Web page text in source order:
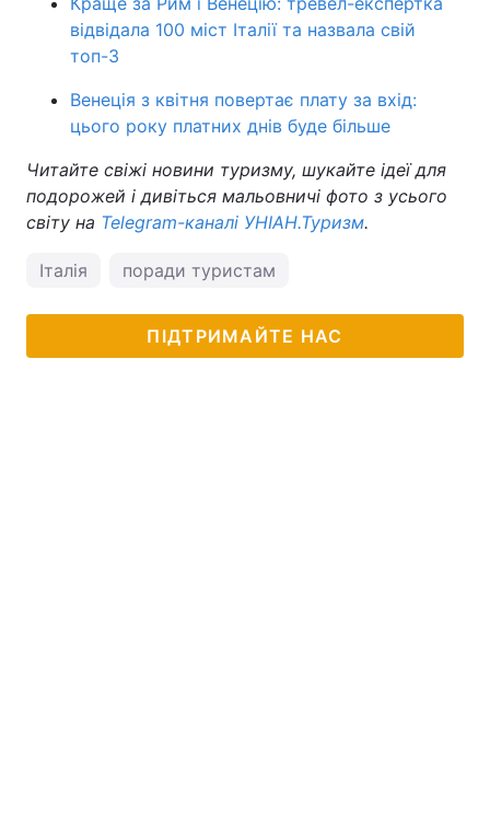
відвідала 100 міст Італії та назвала свій
топ-3
Венеція з квітня повертає плату за вхід:
цього року платних днів буде більше
Читайте свіжі новини туризму, шукайте ідеї для
подорожей і дивіться мальовничі фото з усього
світу на Telegram-каналі УНІАН.Туризм.
Італія поради туристам
ПІДТРИМАЙТЕ НАС